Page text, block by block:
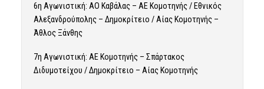
6η Αγωνιστική: ΑΟ Καβάλας – ΑΕ Κομοτηνής / Εθνικός
Αλεξανδρούπολης – Δημοκρίτειο / Αίας Κομοτηνής –
Άθλος Ξάνθης
7η Αγωνιστική: ΑΕ Κομοτηνής – Σπάρτακος
Διδυμοτείχου / Δημοκρίτειο – Αίας Κομοτηνής